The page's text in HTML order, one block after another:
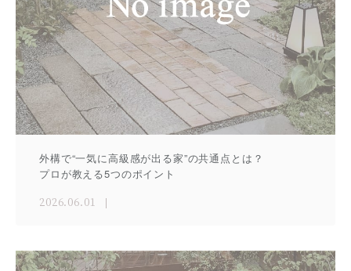
外構で“一気に高級感が出る家”の共通点とは？
プロが教える5つのポイント
2026.06.01